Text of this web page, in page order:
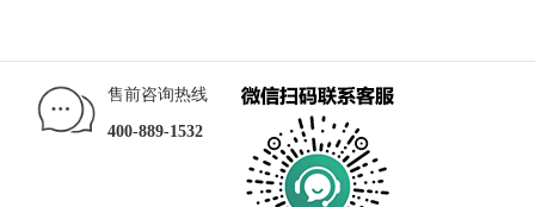
售前咨询热线
400-889-1532